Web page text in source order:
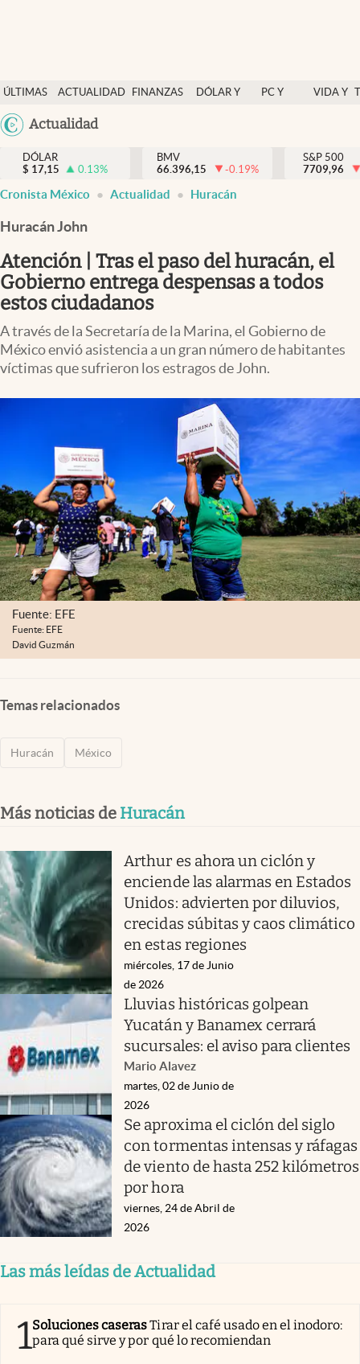
ÚLTIMAS
NOTICIAS
ACTUALIDAD
FINANZAS
DÓLAR Y
PC Y
VIDA Y
México
Actualidad
Actualidad
Finanzas y economía
Dólar y mercados
Pc y celular
Vida y estilo
Tv
Clima
Espiritualidad
abre en nueva pestaña
México
DÓLAR
$ 17,15 0.13%
BMV
66.396,15
-0.19%
S&P 500
7709,96
Cronista México Actualidad Huracán
Huracán John
Atención | Tras el paso del huracán, el
Gobierno entrega despensas a todos
estos ciudadanos
A través de la Secretaría de la Marina, el Gobierno de
México envió asistencia a un gran número de habitantes
víctimas que sufrieron los estragos de John.
Fuente: EFE
Fuente: EFE
David Guzmán
Temas relacionados
Huracán México
Más noticias de Huracán
Arthur es ahora un ciclón y
enciende las alarmas en Estados
Unidos: advierten por diluvios,
crecidas súbitas y caos climático
en estas regiones
miércoles, 17 de Junio
de 2026
Lluvias históricas golpean
Yucatán y Banamex cerrará
sucursales: el aviso para clientes
Mario Alavez
martes, 02 de Junio de
2026
Se aproxima el ciclón del siglo
con tormentas intensas y ráfagas
de viento de hasta 252 kilómetros
por hora
viernes, 24 de Abril de
2026
Las más leídas de Actualidad
1Soluciones caserasTirar el café usado en el inodoro:
para qué sirve y por qué lo recomiendan